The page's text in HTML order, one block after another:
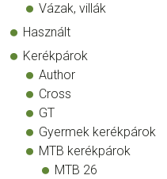
Vázak, villák
Használt
Kerékpárok
Author
Cross
GT
Gyermek kerékpárok
MTB kerékpárok
MTB 26